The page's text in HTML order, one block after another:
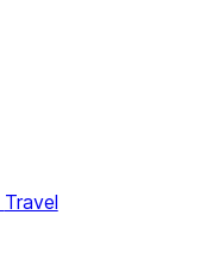
Travel